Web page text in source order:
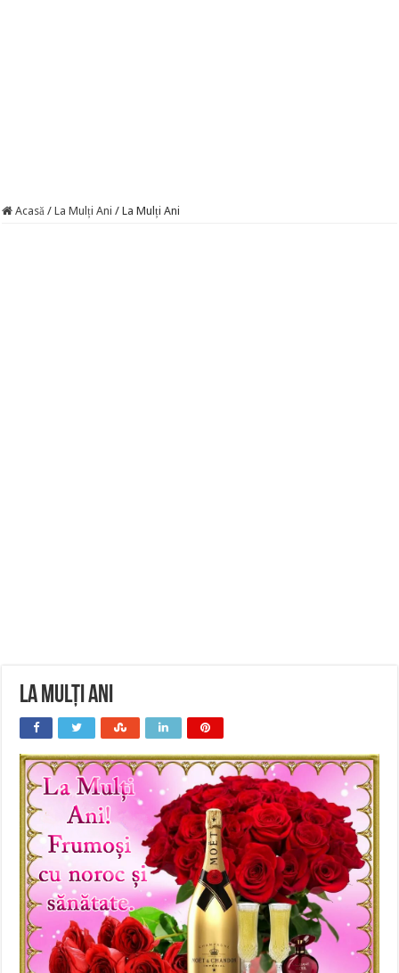
Acasă / La Mulți Ani / La Mulți Ani
La Mulți Ani